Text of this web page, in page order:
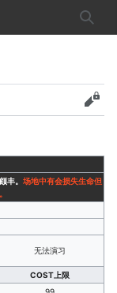
搜索
查看
丰。 场地中有会损失生命但
无法演习
COST上限